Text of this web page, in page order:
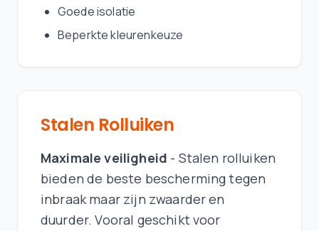
Goede isolatie
Beperkte kleurenkeuze
Stalen Rolluiken
Maximale veiligheid - Stalen rolluiken
bieden de beste bescherming tegen
inbraak maar zijn zwaarder en
duurder. Vooral geschikt voor